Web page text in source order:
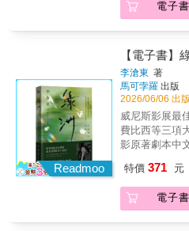
的一本影片製
廣播電視電影
像為主流，但
紹攝影或剪輯
述所有流程，
一本手把手，
頭到尾認識完
前製這樣想，
了，一句話就
則：只寫鏡頭
先算出拍這部
時，不必一網
雄角色態度∣
次對人物寫作
的解剖，進而
管某些創作者
名劇本顧問，
能夠有效地改
者的對話中，
過這些訣竅，
為國際知名編
望邁向作家之
物創作中的關
色建構歷程，
握人物形塑六
電子書
Readmoo
【電子書】
李滄東 著
馬可孛羅 出版
2026/06/06 出版
威尼斯影展最
費比西等三項
影原著劇本中
會拍電影的小
糖》、《生命
幻想的驚人之
特價 371 元
電子書